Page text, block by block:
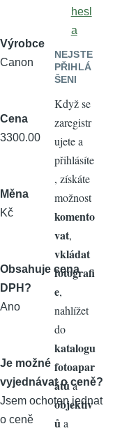
Výrobce
Canon
Cena
3300.00
Měna
Kč
Obsahuje cena
DPH?
Ano
Je možné
vyjednávat o ceně?
Jsem ochoten jednat
o ceně
hesl
a
NEJSTE
PŘIHLÁ
ŠENI
Když se
zaregistr
ujete a
přihlásíte
, získáte
možnost
komento
vat,
vkládat
fotografi
e,
nahlížet
do
katalogu
fotoapar
átůa
objektiv
ů a